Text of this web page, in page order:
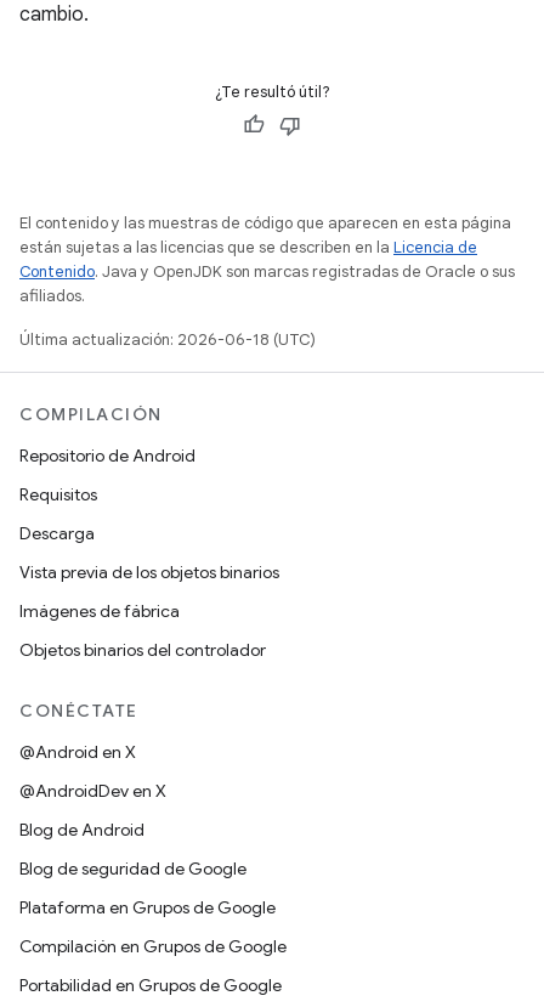
cambio.
¿Te resultó útil?
El contenido y las muestras de código que aparecen en esta página
están sujetas a las licencias que se describen en la Licencia de
Contenido. Java y OpenJDK son marcas registradas de Oracle o sus
afiliados.
Última actualización: 2026-06-18 (UTC)
COMPILACIÓN
Repositorio de Android
Requisitos
Descarga
Vista previa de los objetos binarios
Imágenes de fábrica
Objetos binarios del controlador
CONÉCTATE
@Android en X
@AndroidDev en X
Blog de Android
Blog de seguridad de Google
Plataforma en Grupos de Google
Compilación en Grupos de Google
Portabilidad en Grupos de Google